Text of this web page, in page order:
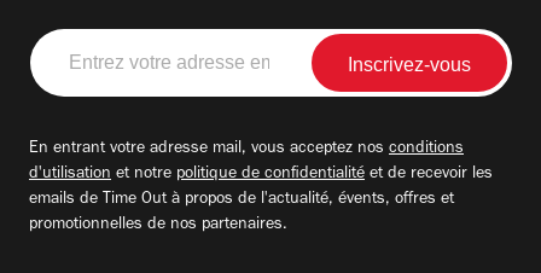
Entrez
votre
adresse
En entrant votre adresse mail, vous acceptez nos conditions
d'utilisation et notre politique de confidentialité et de recevoir les
emails de Time Out à propos de l'actualité, évents, offres et
promotionnelles de nos partenaires.